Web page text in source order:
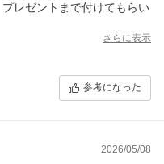
レゼントまで付けてもらい
さらに表示
参考になった
2026/05/08